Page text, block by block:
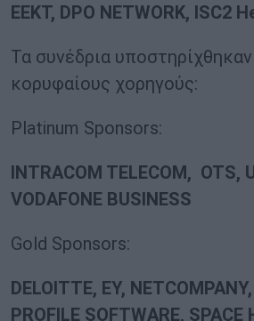
ΕΕΚΤ, DPO NETWORK, ISC2
Τα συνέδρια
κορυφαίους χορηγούς:
Platinum Sponsors:
INTRACOM TELECOM, OTS,
VODAFONE BUSINESS
Gold Sponsors:
DELOITTE, EY,
PROFILE SOFTWARE, SPACE